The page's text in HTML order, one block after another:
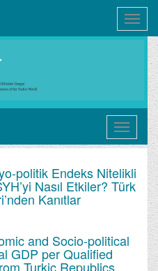
Toggle
politik Endeks Nitelikli
Nasıl Etkiler? Türk
Kanıtlar
and Socio-political
GDP per Qualified
Turkic Republics